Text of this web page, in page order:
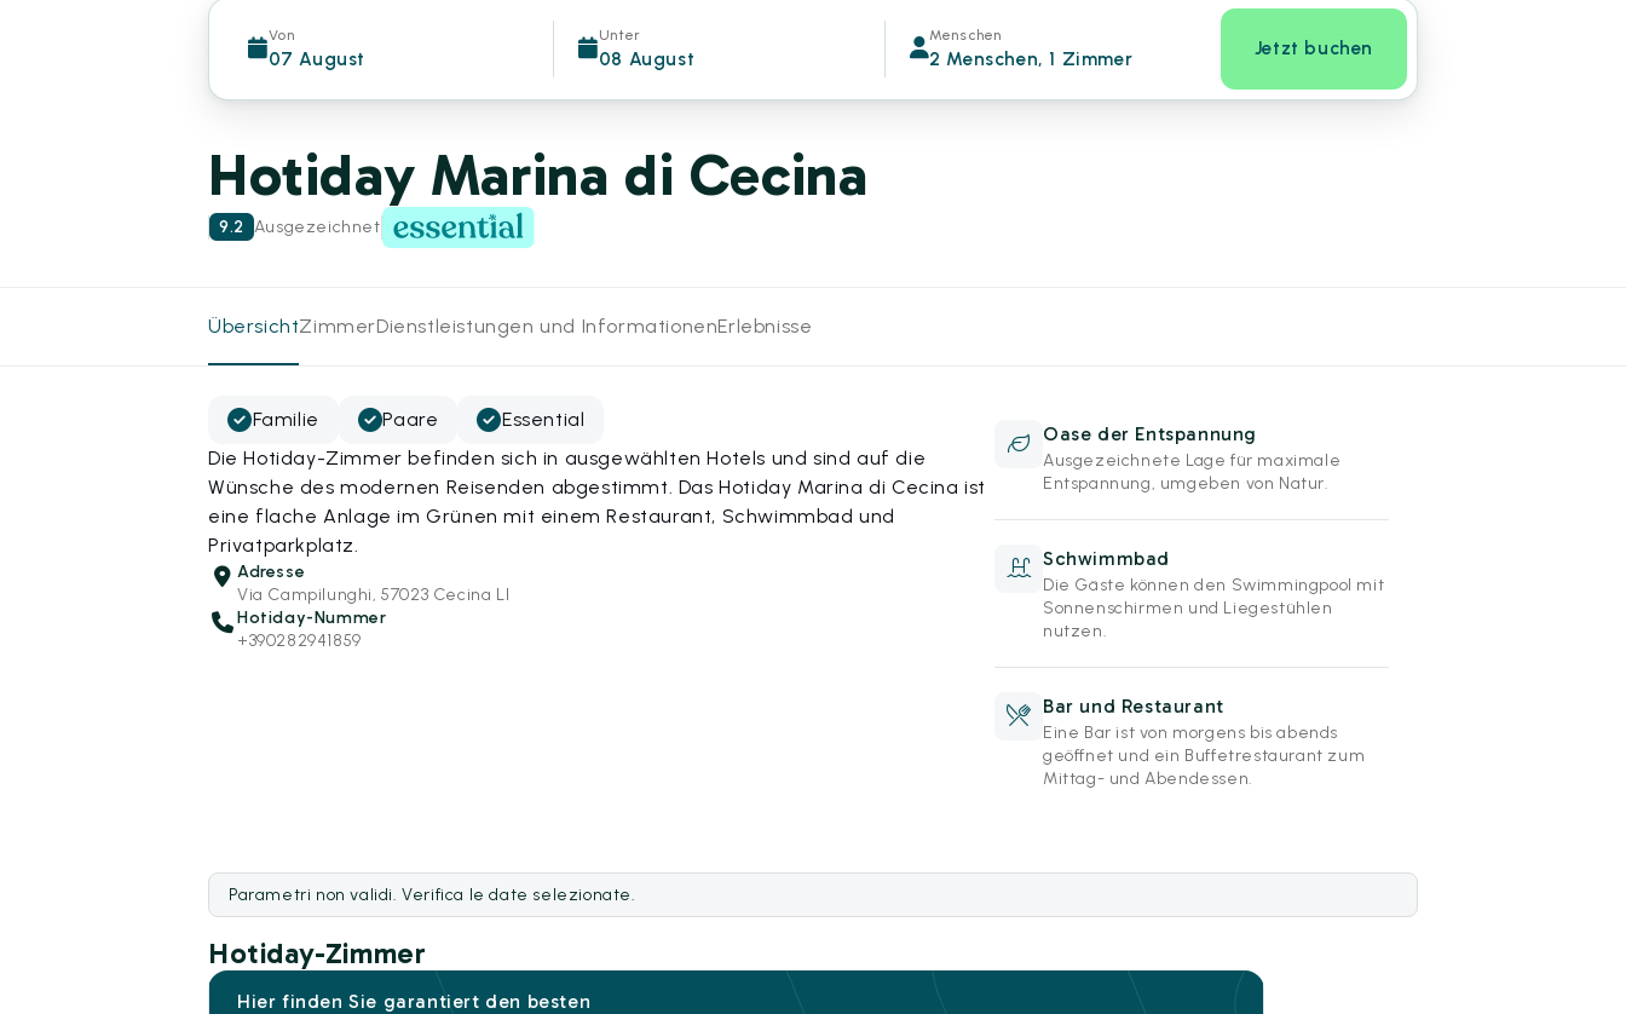
Von
07 August
Unter
08 August
Menschen
2 Menschen, 1 Zimmer Jetzt buchen
Hotiday Marina di Cecina
9.2 Ausgezeichnet
ÜbersichtZimmerDienstleistungen und InformationenErlebnisse
Familie Paare
Essential
Die Hotiday-Zimmer befinden sich in ausgewählten Hotels und sind auf die
Wünsche des modernen Reisenden abgestimmt. Das Hotiday Marina di Cecina ist
eine flache Anlage im Grünen mit einem Restaurant, Schwimmbad und
Privatparkplatz.
Adresse
Via Campilunghi, 57023 Cecina LI
Hotiday-Nummer
+390282941859
Oase der Entspannung
Ausgezeichnete Lage für maximale
Entspannung, umgeben von Natur.
Schwimmbad
Die Gäste können den Swimmingpool mit
Sonnenschirmen und Liegestühlen
nutzen.
Bar und Restaurant
Eine Bar ist von morgens bis abends
geöffnet und ein Buffetrestaurant zum
Mittag- und Abendessen.
Parametri non validi. Verifica le date selezionate.
Hotiday-Zimmer
Hier finden Sie garantiert den besten